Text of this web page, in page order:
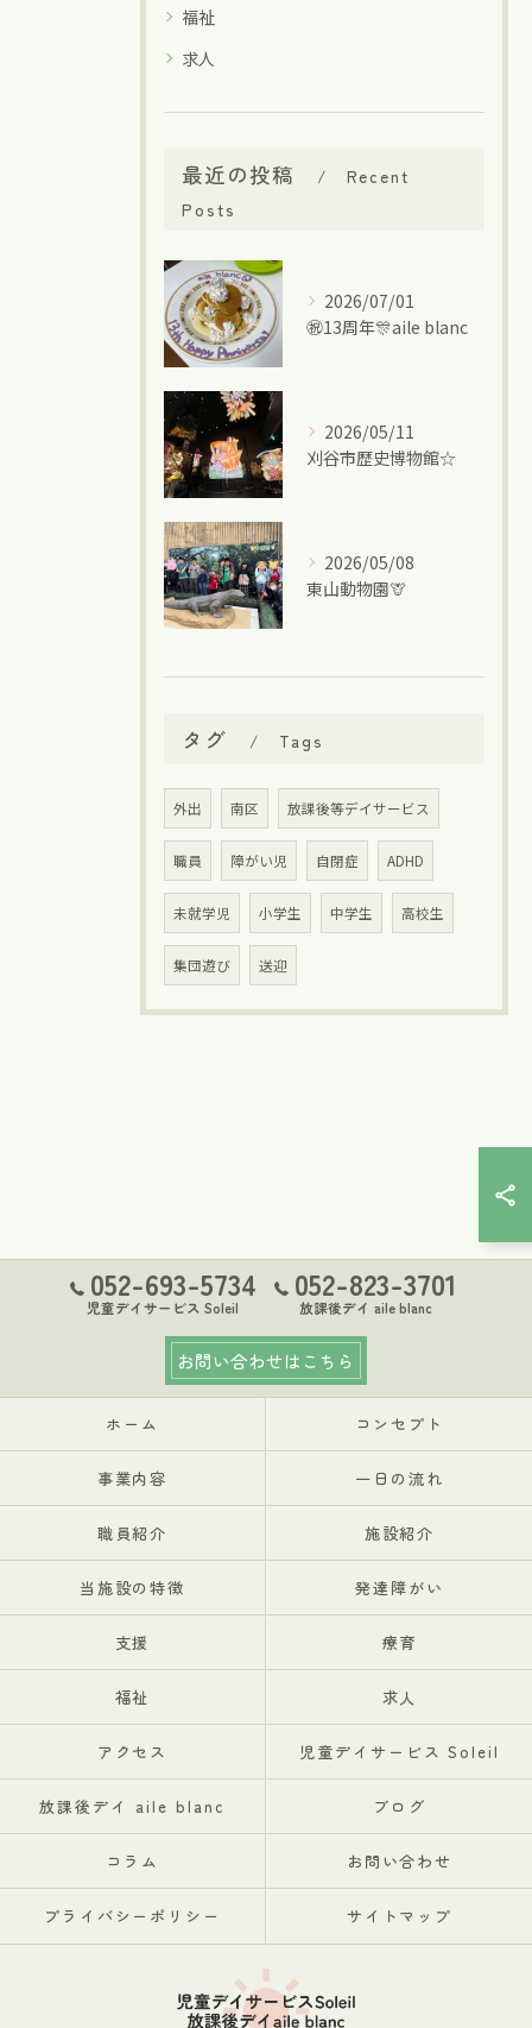
福祉
求人
最近の投稿
Recent
Posts
2026/07/01
㊗13周年🎊aile blanc
2026/05/11
刈谷市歴史博物館☆
2026/05/08
東山動物園🦒
タグ Tags
外出 南区 放課後等デイサービス
職員 障がい児 自閉症 ADHD
未就学児 小学生 中学生 高校生
集団遊び 送迎
052-693-5734
児童デイサービス Soleil
052-823-3701
放課後デイ aile blanc
お問い合わせはこちら
ホーム コンセプト
事業内容 一日の流れ
職員紹介 施設紹介
当施設の特徴 発達障がい
支援 療育
福祉 求人
アクセス 児童デイサービス Soleil
放課後デイ aile blanc ブログ
コラム お問い合わせ
プライバシーポリシー サイトマップ